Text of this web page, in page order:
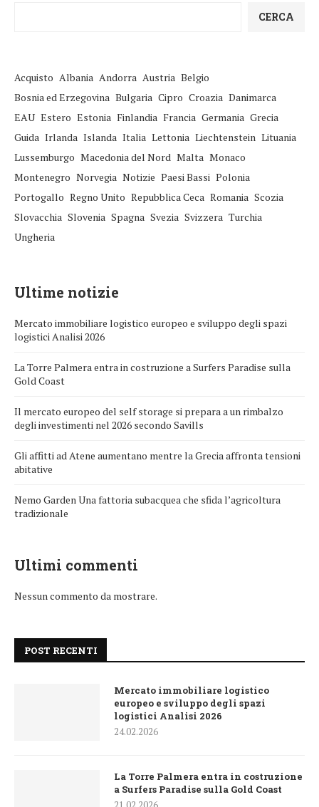
CERCA
Acquisto Albania Andorra Austria Belgio
Bosnia ed Erzegovina Bulgaria Cipro Croazia Danimarca
EAU Estero Estonia Finlandia Francia Germania Grecia
Guida Irlanda Islanda Italia Lettonia Liechtenstein Lituania
Lussemburgo Macedonia del Nord Malta Monaco
Montenegro Norvegia Notizie Paesi Bassi Polonia
Portogallo Regno Unito Repubblica Ceca Romania Scozia
Slovacchia Slovenia Spagna Svezia Svizzera Turchia
Ungheria
Ultime notizie
Mercato immobiliare logistico europeo e sviluppo degli spazi
logistici Analisi 2026
La Torre Palmera entra in costruzione a Surfers Paradise sulla
Gold Coast
Il mercato europeo del self storage si prepara a un rimbalzo
degli investimenti nel 2026 secondo Savills
Gli affitti ad Atene aumentano mentre la Grecia affronta tensioni
abitative
Nemo Garden Una fattoria subacquea che sfida l’agricoltura
tradizionale
Ultimi commenti
Nessun commento da mostrare.
POST RECENTI
Mercato immobiliare logistico
europeo e sviluppo degli spazi
logistici Analisi 2026
24.02.2026
La Torre Palmera entra in costruzione
a Surfers Paradise sulla Gold Coast